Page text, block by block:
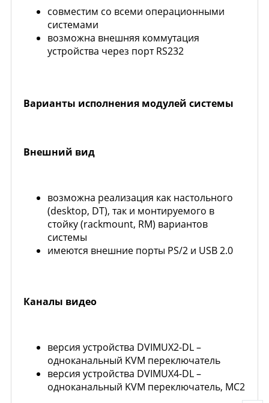
совместим со всеми операционными
системами
возможна внешняя коммутация
устройства через порт RS232
Варианты исполнения модулей системы
Внешний вид
возможна реализация как настольного
(desktop, DT), так и монтируемого в
стойку (rackmount, RM) вариантов
системы
имеются внешние порты PS/2 и USB 2.0
Каналы видео
версия устройства DVIMUX2-DL –
одноканальный KVM переключатель
версия устройства DVIMUX4-DL –
одноканальный KVM переключатель, MC2